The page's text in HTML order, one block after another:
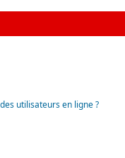
utilisateurs en ligne ?